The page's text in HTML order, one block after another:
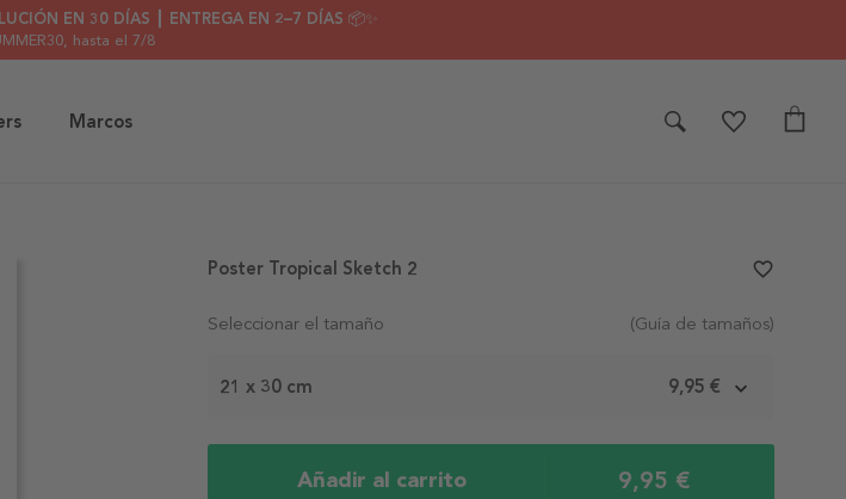
EN 30 DÍAS ┃ ENTREGA EN 2–7 DÍAS 📦✨
, hasta el 7/8
Marcos
Seleccionar el tamaño (Guía de tamaños)
21 x 30 cm 9,95 €
Añadir al carrito 9,95 €
Poster Tropical Sketch 2 favorite_border